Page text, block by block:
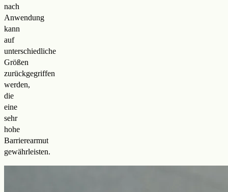
nach
Anwendung
kann
auf
unterschiedliche
Größen
zurückgegriffen
werden,
die
eine
sehr
hohe
Barrierearmut
gewährleisten.